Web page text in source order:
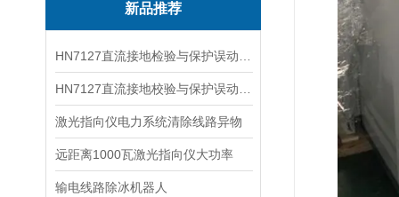
新品推荐
激光指向仪电力系统清除线路异物
远距离1000瓦激光指向仪大功率
输电线路除冰机器人